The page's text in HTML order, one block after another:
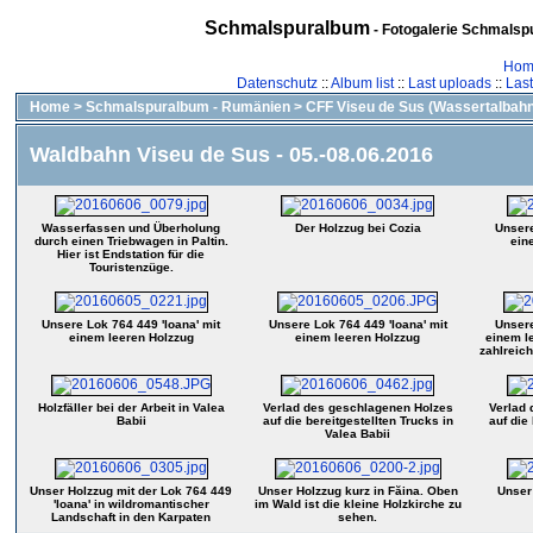
Schmalspuralbum- Fotogalerie
Datenschutz::Album list:: Last uploads::
Home > Schmalspuralbum - Rumänien > CFF Viseu de Sus
Waldbahn Viseu de Sus - 05.-08.06.2016
Wasserfassen und Überholung
durch einen Triebwagen in Paltin.
Hier ist Endstation für die
Touristenzüge.
Der Holzzug bei Cozia
Unsere Lok 764 449 'Ioana' mit
einem leeren Holzzug
Unsere Lok 764 449 'Ioana' mit
einem leeren Holzzug
einem
Holzfäller bei der Arbeit in Valea
Babii
Verlad des geschlagenen Holzes
auf die bereitgestellten Trucks in
Valea Babii
Verlad
auf die
Unser Holzzug mit der Lok 764 449
'Ioana' in wildromantischer
Landschaft in den Karpaten
Unser Holzzug kurz in Făina. Oben
im Wald ist die kleine Holzkirche zu
sehen.